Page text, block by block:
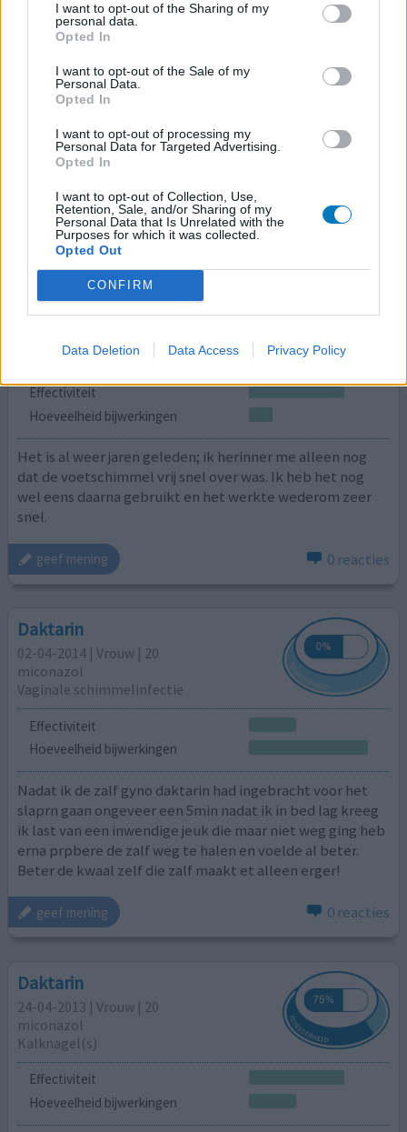
I want to opt-out of the Sharing of my
personal data.
Opted In
I want to opt-out of the Sale of my
Personal Data.
Opted In
I want to opt-out of processing my
Personal Data for Targeted Advertising.
Opted In
I want to opt-out of Collection, Use,
Retention, Sale, and/or Sharing of my
Personal Data that Is Unrelated with the
Purposes for which it was collected.
Opted Out
CONFIRM
Data Deletion Data Access Privacy Policy
miconazol (20mg/ml)
Vaginale schimmelinfectie
Hoeveelheid bijwerkingen
een tampon in met Daktarin en breng deze in en smeer ik
mijn vagina in met de creme. Meteen heb ik geen last
geef mening 0 reacties
Daktarin
06-04-2015 | Man | 61
Voetschimmel
Effectiviteit
Hoeveelheid bijwerkingen
Het is al weer jaren geleden; ik herinner me alleen nog
dat de voetschimmel vrij snel over was. Ik heb het nog
wel eens daarna gebruikt en het werkte wederom zeer
snel.
geef mening 0 reacties
Daktarin
02-04-2014 | Vrouw | 20
miconazol
Vaginale schimmelinfectie
Effectiviteit
Hoeveelheid bijwerkingen
Nadat ik de zalf gyno daktarin had ingebracht voor het
slaprn gaan ongeveer een 5min nadat ik in bed lag kreeg
ik last van een inwendige jeuk die maar niet weg ging heb
erna prpbere de zalf weg te halen en voelde al beter.
Beter de kwaal zelf die zalf maakt et alleen erger!
geef mening 0 reacties
Daktarin
24-04-2013 | Vrouw | 20
miconazol
Kalknagel(s)
Effectiviteit
Hoeveelheid bijwerkingen